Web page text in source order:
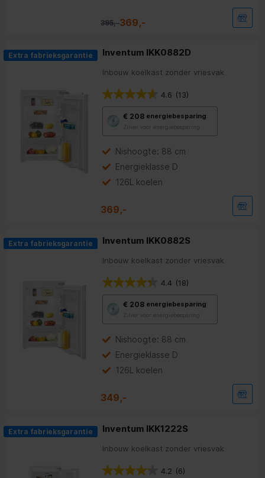
395,-369,-
Extra fabrieksgarantie Inventum IKK0882D
Inbouw koelkast zonder vriesvak
4.6 (13)
€ 208 energiebesparing
Zilver voor energiebesparing
Youreko’s
voor
energiebesparing.
Nishoogte: 88 cm
Energieklasse D
126L koelen
369,-
Extra fabrieksgarantie Inventum IKK0882S
Inbouw koelkast zonder vriesvak
4.4 (18)
€ 208 energiebesparing
Zilver voor energiebesparing
Youreko’s
voor
energiebesparing.
Nishoogte: 88 cm
Energieklasse D
126L koelen
349,-
Extra fabrieksgarantie Inventum IKK1222S
Inbouw koelkast zonder vriesvak
4.2 (6)